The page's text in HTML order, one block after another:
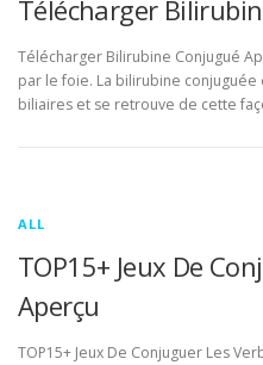
Télécharger
Télécharger Bilirubine Conjugué
par le foie. La bilirubine
biliaires et se retrouve de cette
ALL
TOP15+ Jeux De
Aperçu
TOP15+ Jeux De Conjuguer Les